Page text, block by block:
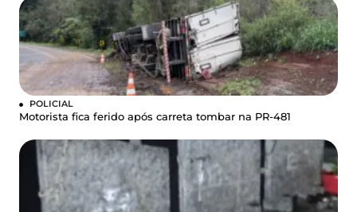
POLICIAL
Motorista fica ferido após carreta tombar na PR-481